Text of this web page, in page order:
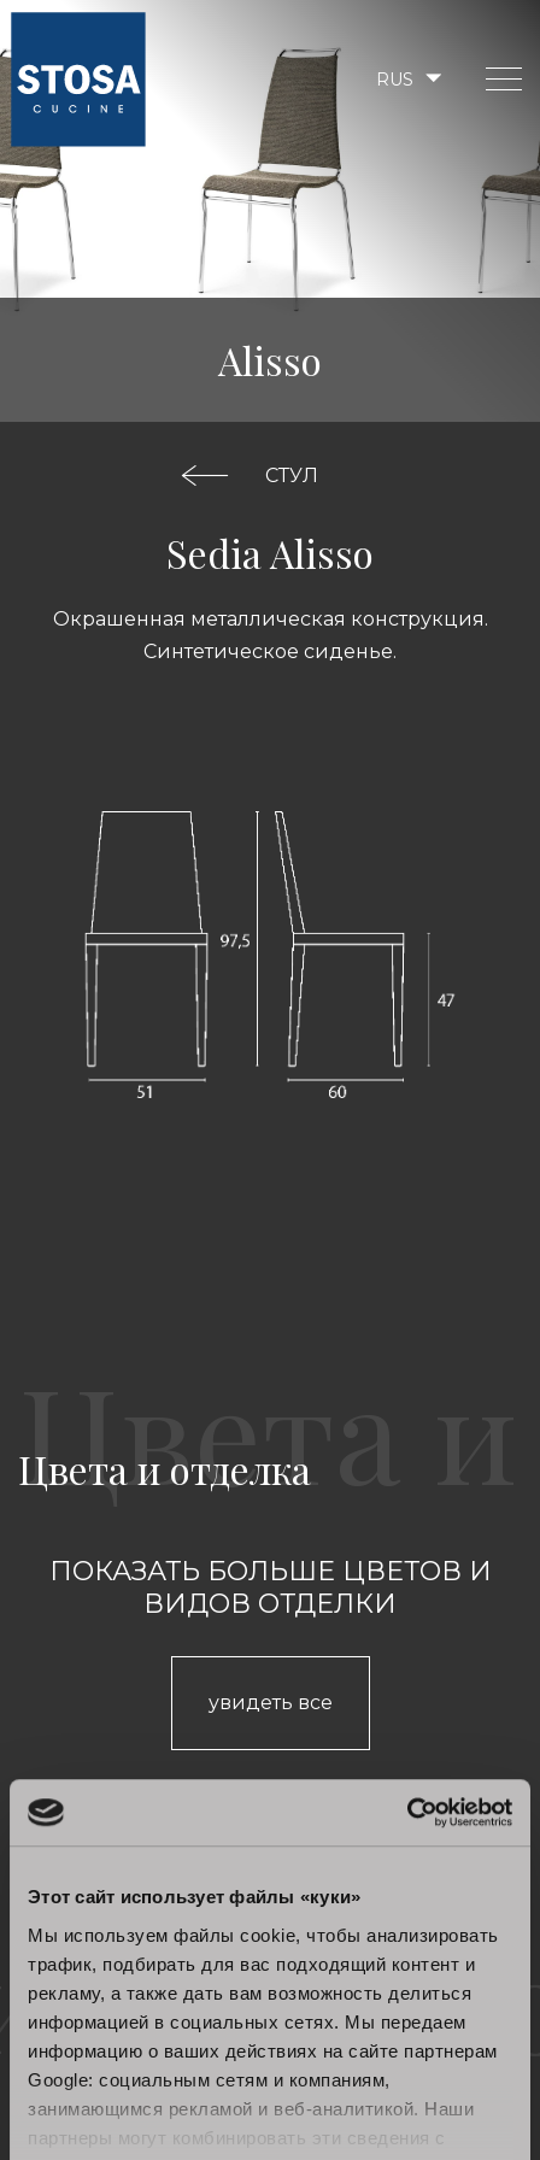
Этот сайт использует файлы «куки»
Мы используем файлы cookie, чтобы анализировать
трафик, подбирать для вас подходящий контент и
рекламу, а также дать вам возможность делиться
информацией в социальных сетях. Мы передаем
информацию о ваших действиях на сайте партнерам
Google: социальным сетям и компаниям,
занимающимся рекламой и веб-аналитикой. Наши
партнеры могут комбинировать эти сведения с
RUS
Alisso
СТУЛ
Sedia Alisso
Окрашенная металлическая конструкция.
Синтетическое сиденье.
Цвета и отделка
ПОКАЗАТЬ БОЛЬШЕ ЦВЕТОВ И
ВИДОВ ОТДЕЛКИ
увидеть все
Сертифицированное
качество